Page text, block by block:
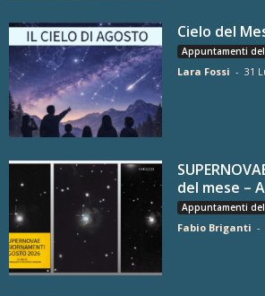
Cielo del
Appuntamenti
Lara Fossi - 31
del mese –
Appuntamenti
Fabio Briganti -